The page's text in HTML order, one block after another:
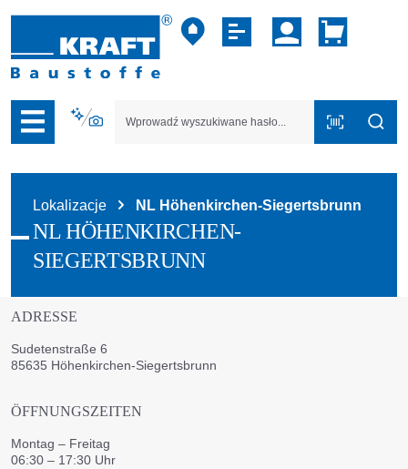
do nawigacji na platformie B2B
Lokalizacje NL Höhenkirchen-Siegertsbrunn
NL HÖHENKIRCHEN-
SIEGERTSBRUNN
ADRESSE
Sudetenstraße 6
85635 Höhenkirchen-Siegertsbrunn
ÖFFNUNGSZEITEN
Montag – Freitag
06:30 – 17:30 Uhr